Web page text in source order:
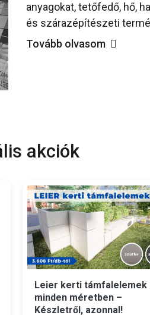
anyagokat, tetőfedő, hő,
és szárazépítészeti
Tovább olvasom
akciók
Leier kerti támfalelemek
minden méretben –
Készletről, azonnal!